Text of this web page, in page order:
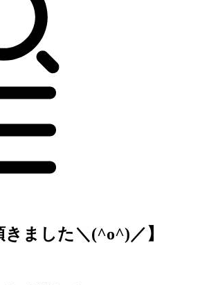
きました＼(^o^)／】